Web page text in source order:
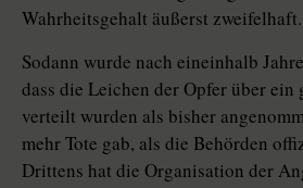
Wahrheitsgehalt äußerst zweifelhaft.
Sodann wurde nach eineinhalb
dass die Leichen der Opfer über ein
verteilt wurden als bisher
mehr Tote gab, als die Behörden
Drittens hat die Organisation der